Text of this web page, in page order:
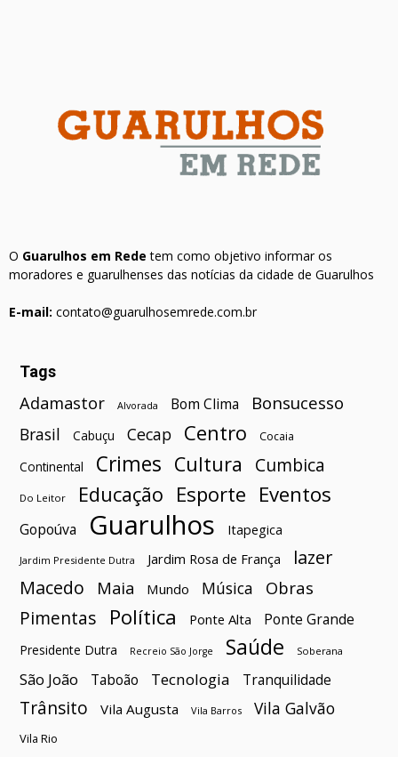
O Guarulhos em Rede tem como objetivo informar os
moradores e guarulhenses das notícias da cidade de Guarulhos
E-mail: contato@guarulhosemrede.com.br
Tags
Adamastor Alvorada Bom Clima Bonsucesso
Brasil Cabuçu Cecap Centro Cocaia
Continental Crimes Cultura Cumbica
Do Leitor Educação Esporte Eventos
Gopoúva Guarulhos Itapegica
Jardim Presidente Dutra Jardim Rosa de França
lazer
Macedo
Maia Mundo Música Obras
Pimentas Política Ponte Alta Ponte Grande
Presidente Dutra Recreio São Jorge Saúde Soberana
São João Taboão Tecnologia Tranquilidade
Trânsito Vila Augusta Vila Barros Vila Galvão
Vila Rio